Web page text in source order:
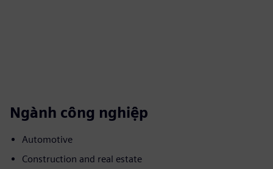
Ngành công nghiệp
Automotive
Construction and real estate